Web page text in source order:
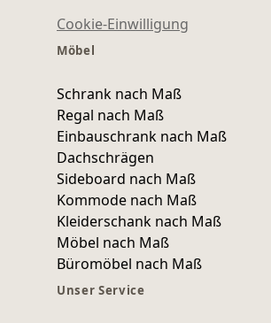
Cookie-Einwilligung
Möbel
Schrank nach Maß
Regal nach Maß
Einbauschrank nach Maß
Dachschrägen
Sideboard nach Maß
Kommode nach Maß
Kleiderschank nach Maß
Möbel nach Maß
Büromöbel nach Maß
Unser Service
APOTHEKERSCHRANK
WANDBOARDS
EINZELTEILE
ALLE ANZEIGEN